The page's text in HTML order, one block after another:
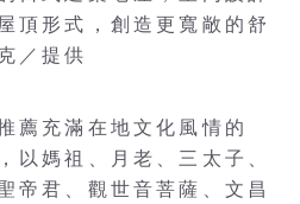
頂形式，創造更寬敞的舒
／提供
薦充滿在地文化風情的
以媽祖、月老、三太子、
帝君、觀世音菩薩、文昌